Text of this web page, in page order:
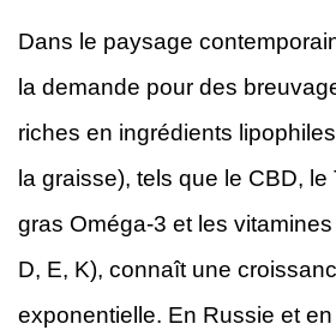
Dans le paysage
la demande pour des
riches en ingrédients
la graisse), tels que le CBD,
gras Oméga-3 et les
D, E, K), connaît une
exponentielle. En Russie et